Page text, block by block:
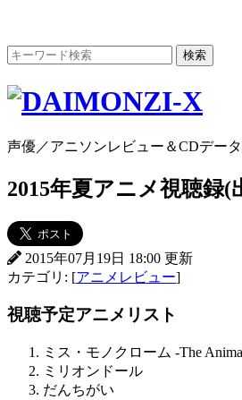
声優／アニソンレビュー＆CDデータ
2015年夏アニメ視聴録(
2015年07月19日 18:00 更新
カテゴリ: [アニメレビュー]
視聴予定アニメリスト
ミス・モノクローム -The
ミリオンドール
だんちがい